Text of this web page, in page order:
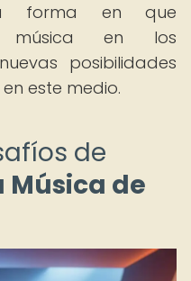
forma en que
música en los
posibilidades
este medio.
de
Música de